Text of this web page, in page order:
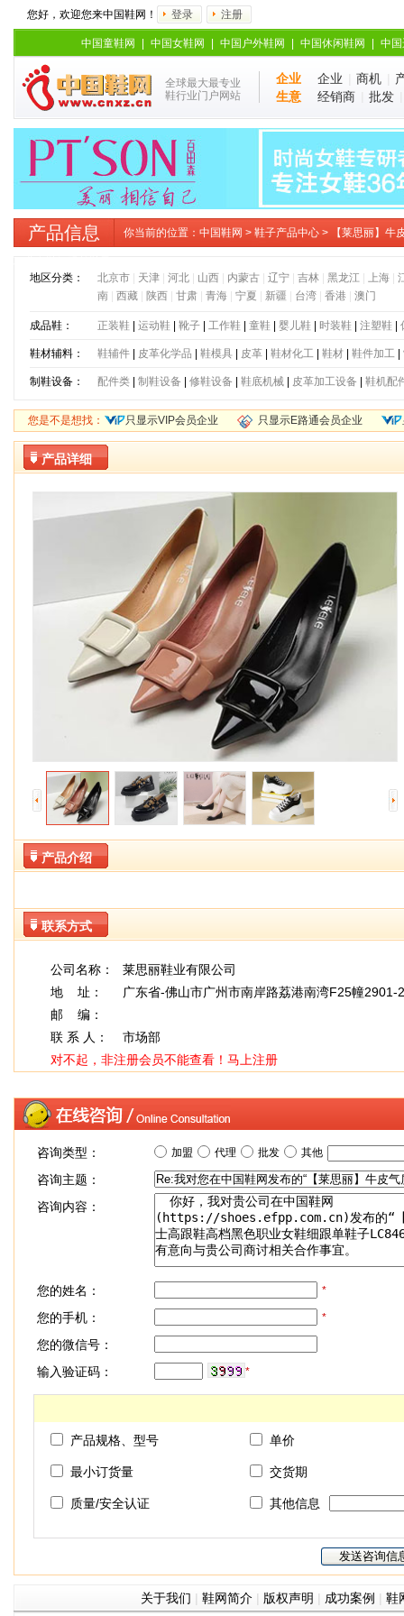
您好，欢迎您来中国鞋网！ 登录 注册
中国童鞋网 中国女鞋网 中国户外鞋网 中国休闲鞋网 中
全球最大最专业
鞋行业门户网站
企业
生意
企业 商机
经销商
批发
产品信息 你当前的位置： 中国鞋网 > 鞋子产品中心 > 【莱思丽】牛
地区分类：
北京市| 天津| 河北| 山西| 内蒙古| 辽宁| 吉林| 黑龙江 上海|
南| 西藏| 陕西| 甘肃| 青海| 宁夏 新疆 台湾| 香港| 澳门
成品鞋： 正装鞋| 运动鞋| 靴子| 工作鞋| 童鞋| 婴儿鞋| 时装鞋| 注塑鞋|
鞋材辅料： 鞋辅件| 皮革化学品 鞋模具 皮革| 鞋材化工| 鞋材| 鞋件加工|
制鞋设备： 配件类| 制鞋设备 修鞋设备 鞋底机械| 皮革加工设备 鞋机配
您是不是想找： 只显示VIP会员企业 只显示E路通会员企业
产品详细
产品介绍
联系方式
公司名称：
莱思丽鞋业有限公司
地 址：
广东省-佛山市广州市南岸路荔港南湾F25幢2901-
邮 编：
联 系 人：
市场部
对不起，非注册会员不能查看！ 马上注册
咨询类型： 加盟 代理 批发 其他
咨询主题：
咨询内容：
您的姓名： *
您的手机： *
您的微信号：
输入验证码：
*
产品规格、型号 单价
最小订货量 交货期
质量/安全认证 其他信息
关于我们 | 鞋网简介 | 版权声明 | 成功案例 | 鞋